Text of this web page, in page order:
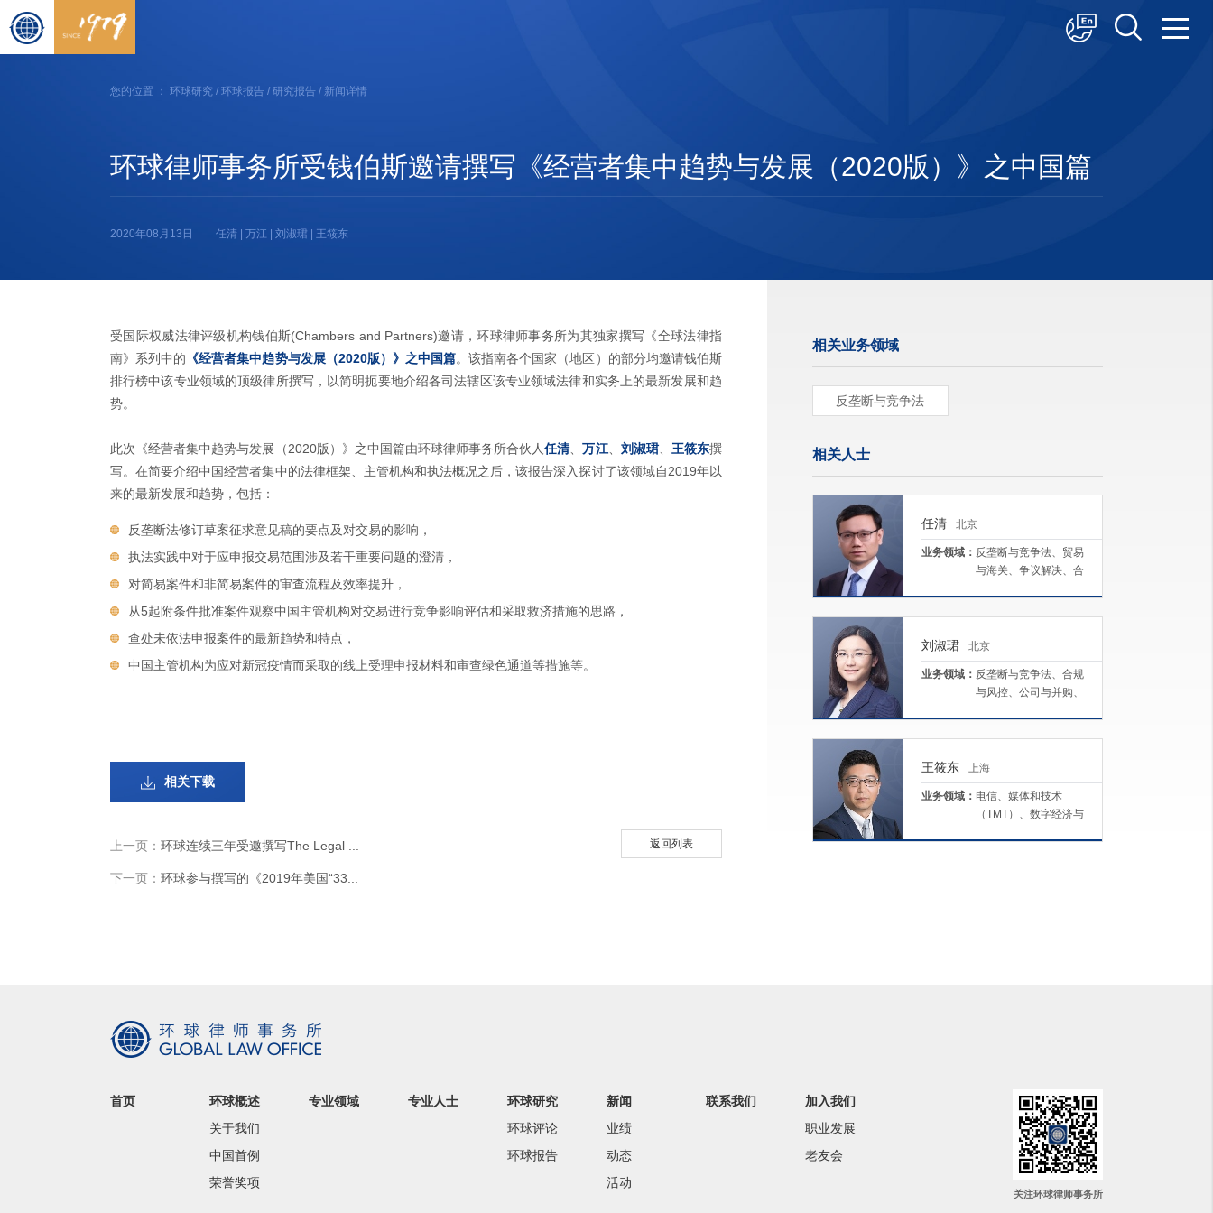
您的位置 ： 环球研究 / 环球报告 / 研究报告 / 新闻详情
环球律师事务所受钱伯斯邀请撰写《经营者集中趋势与发展（2020版）》之中国篇
2020年08月13日 任清 | 万江 | 刘淑珺 | 王筱东
受国际权威法律评级机构钱伯斯(Chambers and Partners)邀请，环球律师事务所为其独家撰写《全球法律指
南》系列中的 《经营者集中趋势与发展（2020版）》之中国篇。该指南各个国家（地区）的部分均邀请钱伯斯
排行榜中该专业领域的顶级律所撰写，以简明扼要地介绍各司法辖区该专业领域法律和实务上的最新发展和趋
势。
此次《经营者集中趋势与发展（2020版）》之中国篇由环球律师事务所合伙人任清、万江、 刘淑珺、 王筱东撰
写。在简要介绍中国经营者集中的法律框架、主管机构和执法概况之后，该报告深入探讨了该领域自2019年以
来的最新发展和趋势，包括：
反垄断法修订草案征求意见稿的要点及对交易的影响，
执法实践中对于应申报交易范围涉及若干重要问题的澄清，
对简易案件和非简易案件的审查流程及效率提升，
从5起附条件批准案件观察中国主管机构对交易进行竞争影响评估和采取救济措施的思路，
查处未依法申报案件的最新趋势和特点，
中国主管机构为应对新冠疫情而采取的线上受理申报材料和审查绿色通道等措施等。
相关下载
上一页： 环球连续三年受邀撰写The Legal ...
下一页： 环球参与撰写的《2019年美国“33...
返回列表
相关业务领域
反垄断与竞争法
相关人士
任清 北京
业务领域： 反垄断与竞争法、贸易
与海关、争议解决、合
刘淑珺 北京
业务领域： 反垄断与竞争法、合规
与风控、公司与并购、
王筱东 上海
业务领域： 电信、媒体和技术
（TMT）、数字经济与
首页
环球概述
关于我们
中国首例
荣誉奖项
专业领域 专业人士
环球研究
环球评论
环球报告
新闻
业绩
动态
活动
联系我们
加入我们
职业发展
老友会
关注环球律师事务所